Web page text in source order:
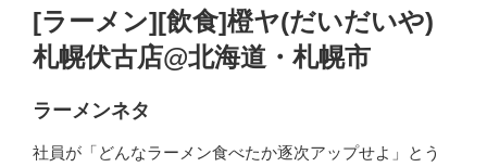
稿
日:
[ラーメン][飲食]橙ヤ(だいだいや)
札幌伏古店@北海道・札幌市
ラーメンネタ
社員が「どんなラーメン食べたか逐次アップせよ」とう